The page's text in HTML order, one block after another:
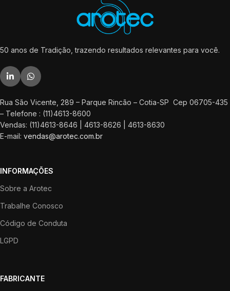
50 anos de Tradição, trazendo resultados relevantes para você.
Rua São Vicente, 289 – Parque Rincão – Cotia-SP Cep 06705-435
– Telefone : (11)4613-8600
Vendas: (11)4613-8646 | 4613-8626 | 4613-8630
E-mail: vendas@arotec.com.br
INFORMAÇÕES
Sobre a Arotec
Trabalhe Conosco
Código de Conduta
LGPD
FABRICANTE